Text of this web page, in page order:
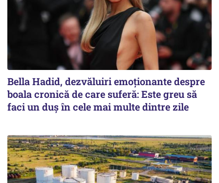
Bella Hadid, dezvăluiri emoționante despre
boala cronică de care suferă: Este greu să
faci un duș în cele mai multe dintre zile